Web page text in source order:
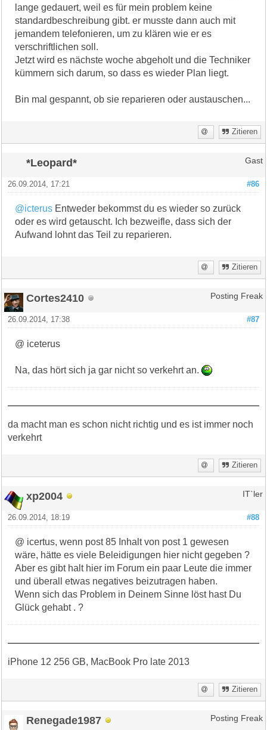
lange gedauert, weil es für mein problem keine
standardbeschreibung gibt. er musste dann auch mit
jemandem telefonieren, um zu klären wie er es
verschriftlichen soll.
Jetzt wird es nächste woche abgeholt und die Techniker
kümmern sich darum, so dass es wieder Plan liegt.
Bin mal gespannt, ob sie reparieren oder austauschen...
Zitieren
*Leopard* Gast
#86
26.09.2014, 17:21
@icterus Entweder bekommst du es wieder so zurück
oder es wird getauscht. Ich bezweifle, dass sich der
Aufwand lohnt das Teil zu reparieren.
Zitieren
Cortes2410 Posting Freak
#87
26.09.2014, 17:38
@ iceterus
Na, das hört sich ja gar nicht so verkehrt an.
da macht man es schon nicht richtig und es ist immer noch
verkehrt
Zitieren
xp2004 IT`ler
#88
26.09.2014, 18:19
@ icertus, wenn post 85 Inhalt von post 1 gewesen
wäre, hätte es viele Beleidigungen hier nicht gegeben ?
Aber es gibt halt hier im Forum ein paar Leute die immer
und überall etwas negatives beizutragen haben.
Wenn sich das Problem in Deinem Sinne löst hast Du
Glück gehabt . ?
iPhone 12 256 GB, MacBook Pro late 2013
Zitieren
Renegade1987 Posting Freak